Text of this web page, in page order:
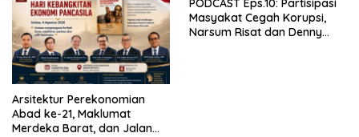
Kompetitif
Arsitektur Perekonomian
Abad ke-21, Maklumat
Merdeka Barat, dan Jalan
Masyakat Cegah Korupsi,
Narsum Risat dan Denny